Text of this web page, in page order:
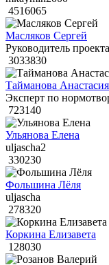
4516065
Масляков Сергей
Руководитель проекта
3033830
Тайманова Анастасия
Эксперт по
723140
Ульянова Елена
uljascha2
330230
Фольшина Лёля
uljascha
278320
Коркина Елизавета
128030